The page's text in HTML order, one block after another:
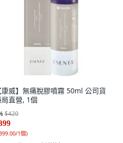
康威】無痛脫膠噴霧 50ml 公司貨
直營, 1個
$420
1個)